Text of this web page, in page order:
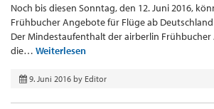
Noch bis diesen Sonntag, den 12. Juni 2016,
Frühbucher Angebote für Flüge ab
Der Mindestaufenthalt der airberlin
die… Weiterlesen
9. Juni 2016 by Editor